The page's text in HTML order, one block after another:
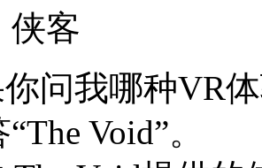
侠客
问我哪种VR
Void”。